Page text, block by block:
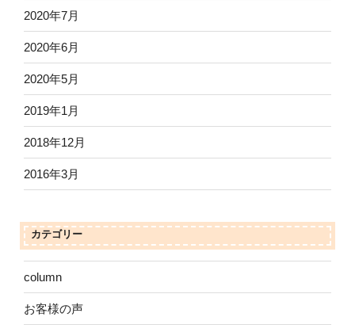
2020年7月
2020年6月
2020年5月
2019年1月
2018年12月
2016年3月
カテゴリー
column
お客様の声